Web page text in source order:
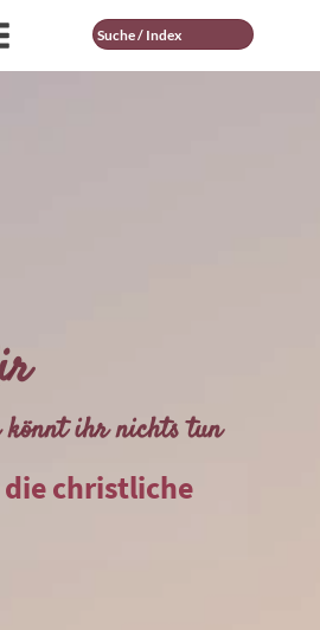
Suche
ihr nichts tun
christliche